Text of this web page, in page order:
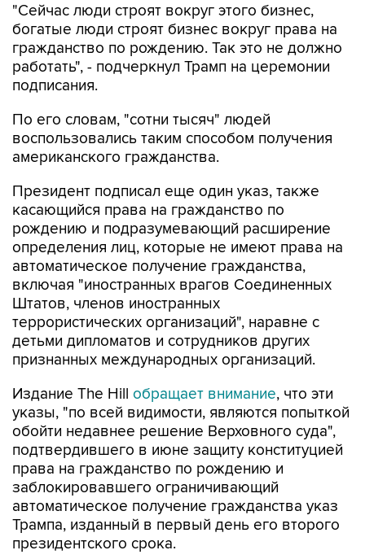
"Сейчас люди строят вокруг этого бизнес,
богатые люди строят бизнес вокруг права на
гражданство по рождению. Так это не должно
работать", - подчеркнул Трамп на церемонии
подписания.
По его словам, "сотни тысяч" людей
воспользовались таким способом получения
американского гражданства.
Президент подписал еще один указ, также
касающийся права на гражданство по
рождению и подразумевающий расширение
определения лиц, которые не имеют права на
автоматическое получение гражданства,
включая "иностранных врагов Соединенных
Штатов, членов иностранных
террористических организаций", наравне с
детьми дипломатов и сотрудников других
признанных международных организаций.
Издание The Hill обращает внимание, что эти
указы, "по всей видимости, являются попыткой
обойти недавнее решение Верховного суда",
подтвердившего в июне защиту конституцией
права на гражданство по рождению и
заблокировавшего ограничивающий
автоматическое получение гражданства указ
Трампа, изданный в первый день его второго
президентского срока.